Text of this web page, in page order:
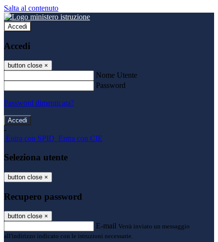
Salta al contenuto
Accedi
Accedi
button close ×
Nome Utente
Password
Password dimenticata?
-
Entra con SPID Entra con CIE
Seleziona utente
button close ×
Recupero password
button close ×
E-mail Verrà inviato un messaggio
all'indirizzo indicato con le istruzioni necessarie.